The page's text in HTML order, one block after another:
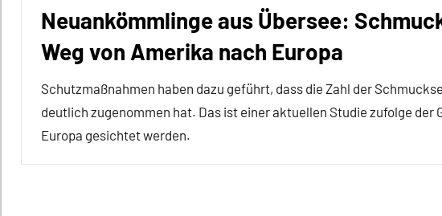
Neuankömmlinge aus Übersee:
Weg von Amerika nach Europa
Schutzmaßnahmen haben dazu geführt, dass die Zahl der
deutlich zugenommen hat. Das ist einer aktuellen Studie zufolge der
Europa gesichtet werden.